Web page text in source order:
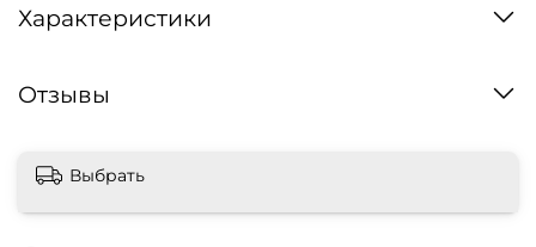
Характеристики
Отзывы
Выбрать